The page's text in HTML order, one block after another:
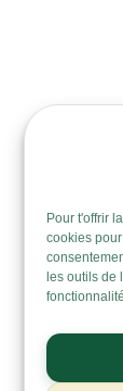
Pour t'offrir
cookies
les outils de